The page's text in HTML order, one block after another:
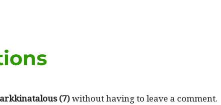
(7)with­out hav­ing to leave a com­ment.